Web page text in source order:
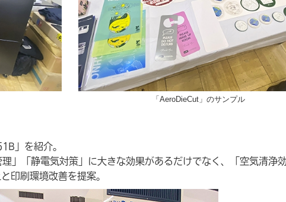
「AeroDieCut」のサンプル
」を紹介。
」「静電気対策」に大きな効果があるだけでなく、「空気清浄
印刷環境改善を提案。